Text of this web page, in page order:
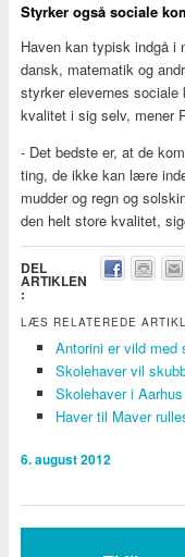
Styrker også sociale
Haven kan typisk indgå i
dansk, matematik og
styrker elevernes sociale
kvalitet i sig selv, mener
- Det bedste er, at de
ting, de ikke kan lære
mudder og regn og
den helt store kvalitet,
DEL
ARTIKLEN
:
LÆS RELATEREDE
Antorini er vild med
Skolehaver vil
Skolehaver i
Haver til Maver
6. august 2012